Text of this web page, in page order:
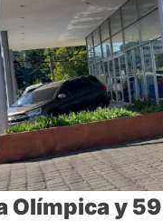
Olímpica y